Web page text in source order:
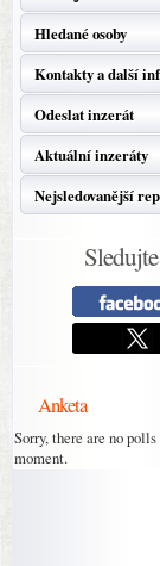
Hledané osoby
Kontakty a další
Odeslat inzerát
Aktuální inzeráty
Nejsledovanější
Anketa
Sorry, there are no
moment.